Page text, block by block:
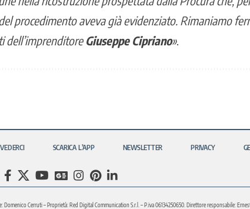
procedimento aveva già evidenziato. Rimaniamo
dell’imprenditore Giuseppe Cipriano».
SCARICA L’APP NEWSLETTER PRIVACY
Cerruti – Proprietà: Red Digital Communication S.r.l. – P.iva 06134250650. Direttore responsabile: